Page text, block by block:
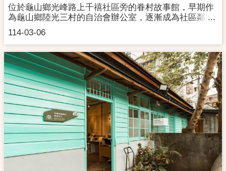
114-03-06
位於龜山鄉光峰路上千禧社區旁的眷村故事館，早期作
為龜山鄉陸光三村的自治會辦公室，逐漸成為社區鄰里
交流及會的重要場所，帶動在地村民情感交流和居民群
聚的好所在。桃園市政府文化局基於文化資產保留的精
神，於民國93年指定登錄為歷史建築，定名為「眷村故
事館」，成為陸光三村改建後成為唯一保留的建築。眷
村故事館於104年開館營運，重新開放公眾更友善的交
流空間，以社區眷村文化為營運核心，在地居民為主
角，期望重新找回眷村的人與物，陸續辦理各項社區討
論會、工作坊、共享市集等活動，開放社區居民一同發
揮創意共同參與，匯聚眷村文化能量與居民發展共識，
推廣龜山眷村的共榮情感和傳承地域文化。地 址：
桃園市龜山區光峯路43號開放時間：週二~週日9:00-
17:00 (週一休館，如遇國定假日時請見粉專公告)聯絡電
話：03-3296662交通資訊：※搭乘公共運輸公車：於桃
園火車站前遠東百貨公司門口搭乘桃園客運（桃園往光
華坑-林口約10-20分鐘一班)於千禧新城站下車，再往回